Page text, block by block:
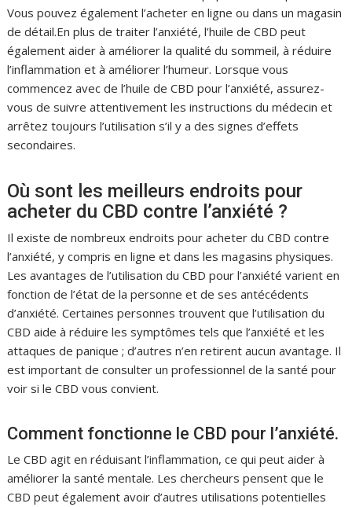
Vous pouvez également l’acheter en ligne ou dans un magasin
de détail.En plus de traiter l’anxiété, l’huile de CBD peut
également aider à améliorer la qualité du sommeil, à réduire
l’inflammation et à améliorer l’humeur. Lorsque vous
commencez avec de l’huile de CBD pour l’anxiété, assurez-
vous de suivre attentivement les instructions du médecin et
arrêtez toujours l’utilisation s’il y a des signes d’effets
secondaires.
Où sont les meilleurs endroits pour
acheter du CBD contre l’anxiété ?
Il existe de nombreux endroits pour acheter du CBD contre
l’anxiété, y compris en ligne et dans les magasins physiques.
Les avantages de l’utilisation du CBD pour l’anxiété varient en
fonction de l’état de la personne et de ses antécédents
d’anxiété. Certaines personnes trouvent que l’utilisation du
CBD aide à réduire les symptômes tels que l’anxiété et les
attaques de panique ; d’autres n’en retirent aucun avantage. Il
est important de consulter un professionnel de la santé pour
voir si le CBD vous convient.
Comment fonctionne le CBD pour l’anxiété.
Le CBD agit en réduisant l’inflammation, ce qui peut aider à
améliorer la santé mentale. Les chercheurs pensent que le
CBD peut également avoir d’autres utilisations potentielles